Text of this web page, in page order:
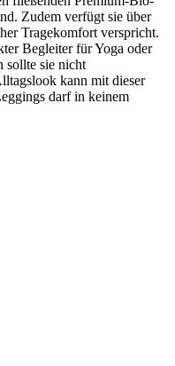
Zudem verfügt sie über
Tragekomfort verspricht.
Begleiter für Yoga oder
sollte sie nicht
kann mit dieser
darf in keinem